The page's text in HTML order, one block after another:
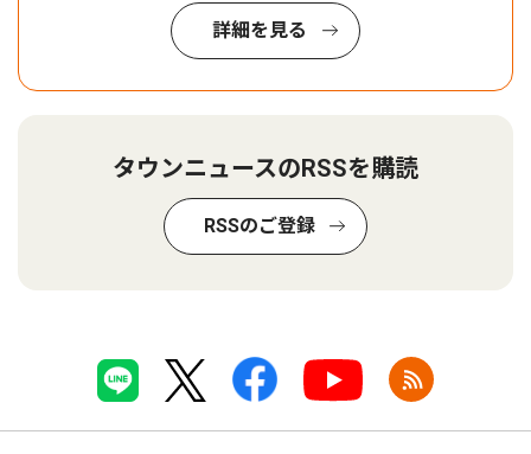
詳細を見る
タウンニュースのRSSを購読
RSSのご登録